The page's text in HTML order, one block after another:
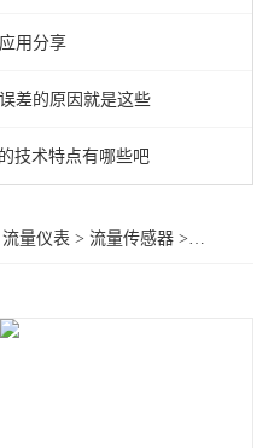
用分享
差的原因就是这些
技术特点有哪些吧
流量仪表 >流量传感器 >供应Signet 2551塑料电磁流量传感器